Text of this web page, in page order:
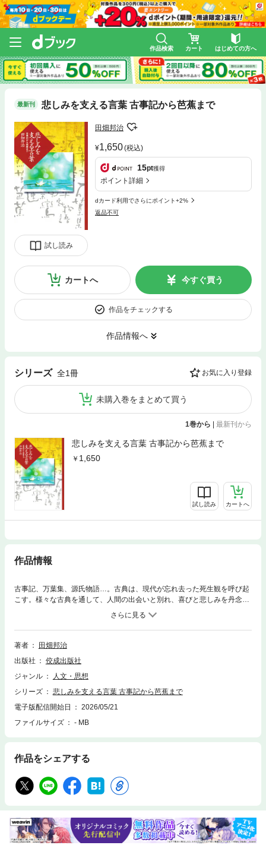
作品検索 カート はじめての方へ
最新刊 悲しみを支える言葉 古事記から芭蕉まで
試し読み
田畑邦治
1,650(税込)
15pt獲得
ポイント詳細
dカード利用でさらにポイント+2%
返品不可
カートへ 今すぐ買う
作品をチェックする
作品情報へ
シリーズ 全1冊 お気に入り登録
未購入巻をまとめて買う
1巻から | 最新刊から
悲しみを支える言葉 古事記から芭蕉まで
1,650
試し読み カートへ
作品情報
古事記、万葉集、源氏物語…。古典は、現代が忘れ去った死生観を呼び起
こす。様々な古典を通して、人間の出会いと別れ、喜びと悲しみを丹念に
読み解き、そこに息づいている生きる希望と勇気を探る心の書。
著者
田畑邦治
出版社
佼成出版社
ジャンル
人文・思想
シリーズ
悲しみを支える言葉 古事記から芭蕉まで
電子版配信開始日
2026/05/21
ファイルサイズ
- MB
作品をシェアする